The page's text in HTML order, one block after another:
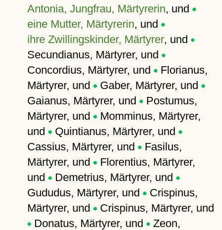
Antonia, Jungfrau, Märtyrerin, und
eine Mutter, Märtyrerin, und
ihre Zwillingskinder, Märtyrer, und
Secundianus, Märtyrer, und
Concordius, Märtyrer, und Florianus,
Märtyrer, und Gaber, Märtyrer, und
Gaianus, Märtyrer, und Postumus,
Märtyrer, und Momminus, Märtyrer,
und Quintianus, Märtyrer, und
Cassius, Märtyrer, und Fasilus,
Märtyrer, und Florentius, Märtyrer,
und Demetrius, Märtyrer, und
Gududus, Märtyrer, und Crispinus,
Märtyrer, und Crispinus, Märtyrer, und
Donatus, Märtyrer, und Zeon,